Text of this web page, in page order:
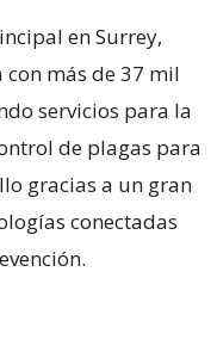
en Surrey,
más de 37 mil
servicios para la
de plagas para
gracias a un gran
conectadas